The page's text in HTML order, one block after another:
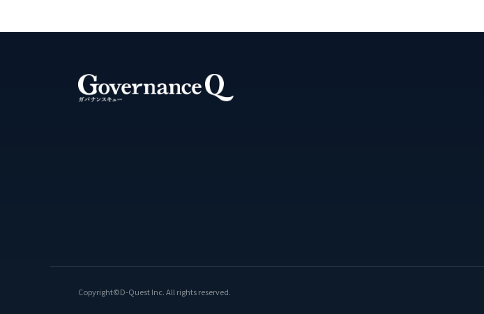
Copyright©D-Quest Inc. All rights reserved.